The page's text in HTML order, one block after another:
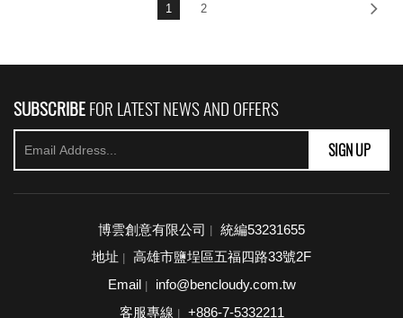
1 2
SUBSCRIBEFOR LATEST NEWS AND OFFERS
SIGN UP
博雲創意有限公司
統編53231655
地址
高雄市鹽埕區五福四路33號2F
Email
info@bencloudy.com.tw
客服專線
+886-7-5332211